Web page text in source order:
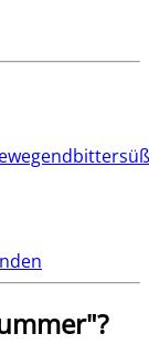
bittersüß
"?